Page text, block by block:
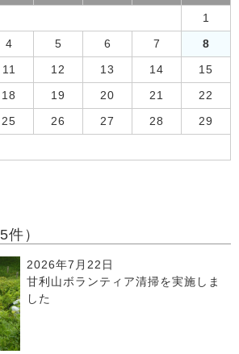
1
4 5 6 7 8
11 12 13 14 15
18 19 20 21 22
25 26 27 28 29
）
2026年7月22日
甘利山ボランティア清掃を実施しま
した